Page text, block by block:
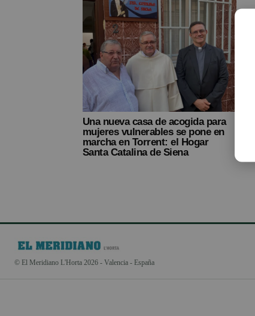
Una nueva casa de acogida para
mujeres vulnerables se pone en
marcha en Torrent: el Hogar
Santa Catalina de Siena
© El Meridiano L'Horta 2026 - Valencia - España